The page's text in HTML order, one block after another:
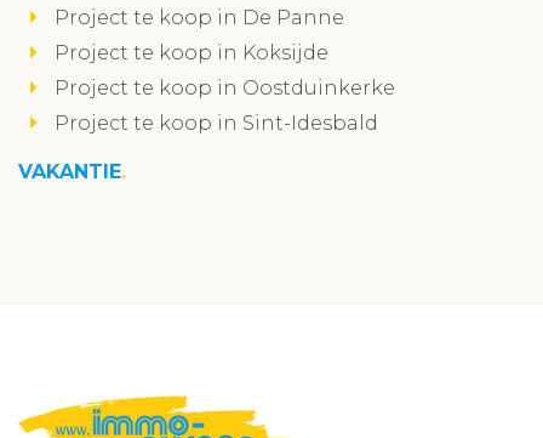
Project te koop in De Panne
Project te koop in Koksijde
Project te koop in Oostduinkerke
Project te koop in Sint-Idesbald
VAKANTIE